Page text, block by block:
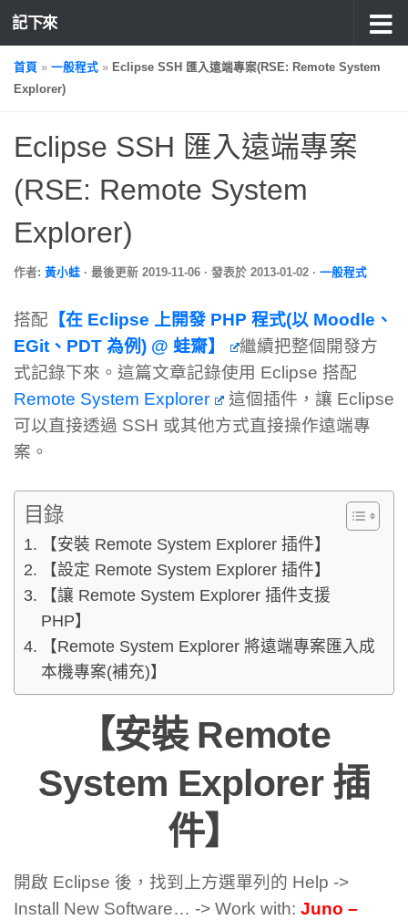
記下來
首頁 » 一般程式 » Eclipse SSH 匯入遠端專案(RSE: Remote System
Explorer)
Eclipse SSH 匯入遠端專案
(RSE: Remote System
Explorer)
作者: 黃小蛙 · 最後更新 2019-11-06 · 發表於 2013-01-02 · 一般程式
搭配 【在 Eclipse 上開發 PHP 程式(以 Moodle、
EGit、PDT 為例) @ 蛙齋】
繼續把整個開發方
式記錄下來。這篇文章記錄使用 Eclipse 搭配
Remote System Explorer
這個插件，讓 Eclipse
可以直接透過 SSH 或其他方式直接操作遠端專
案。
目錄
【安裝 Remote System Explorer 插件】
【設定 Remote System Explorer 插件】
【讓 Remote System Explorer 插件支援
PHP】
【Remote System Explorer 將遠端專案匯入成
本機專案(補充)】
【安裝 Remote
System Explorer 插
件】
開啟 Eclipse 後，找到上方選單列的 Help ->
Install New Software… -> Work with: Juno –